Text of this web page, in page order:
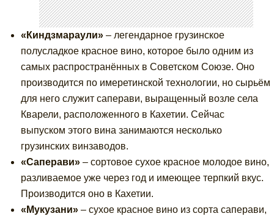
«Киндзмараули» – легендарное грузинское
полусладкое красное вино, которое было одним из
самых распространённых в Советском Союзе. Оно
производится по имеретинской технологии, но сырьём
для него служит саперави, выращенный возле села
Кварели, расположенного в Кахетии. Сейчас
выпуском этого вина занимаются несколько
грузинских винзаводов.
«Саперави» – сортовое сухое красное молодое вино,
разливаемое уже через год и имеющее терпкий вкус.
Производится оно в Кахетии.
«Мукузани» – сухое красное вино из сорта саперави,